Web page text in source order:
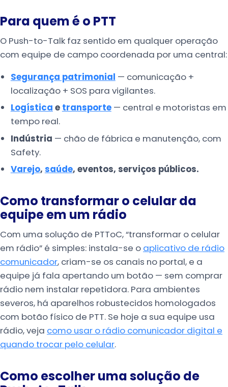
Para quem é o PTT
O Push-to-Talk faz sentido em qualquer operação
com equipe de campo coordenada por uma central:
Segurança patrimonial — comunicação +
localização + SOS para vigilantes.
Logística e transporte— central e motoristas em
tempo real.
Indústria — chão de fábrica e manutenção, com
Safety.
Varejo, saúde, eventos, serviços públicos.
Como transformar o celular da
equipe em um rádio
Com uma solução de PTToC, “transformar o celular
em rádio” é simples: instala-se o aplicativo de rádio
comunicador, criam-se os canais no portal, e a
equipe já fala apertando um botão — sem comprar
rádio nem instalar repetidora. Para ambientes
severos, há aparelhos robustecidos homologados
com botão físico de PTT. Se hoje a sua equipe usa
rádio, veja como usar o rádio comunicador digital e
quando trocar pelo celular.
Como escolher uma solução de